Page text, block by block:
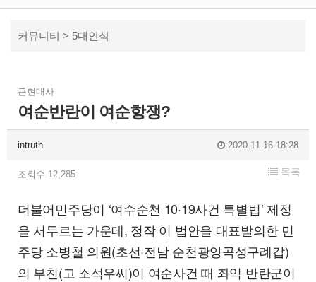
커뮤니티 > 5대인식
근현대사
여순반란이 여순항쟁?
intruth 2020.11.16 18:28
조회수 12,285 목록
더불어민주당이 ‘여수순천 10·19사건 특별법’ 제정
을 서두르는 가운데, 정작 이 법안을 대표발의한 민
주당 소병철 의원(초선·전남 순천광양곡성구례갑)
의 부친(고 소석우씨)이 여순사건 때 좌익 반란군이